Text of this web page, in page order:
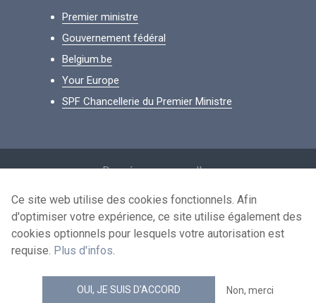
Premier ministre
Gouvernement fédéral
Belgium.be
Your Europe
SPF Chancellerie du Premier Ministre
Données personnelles
Conditions de réutilisation
Contactez-nous
news.belgium flux RSS
Ce site web utilise des cookies fonctionnels. Afin
d'optimiser votre expérience, ce site utilise également des
cookies optionnels pour lesquels votre autorisation est
requise. Plus d'infos.
OUI, JE SUIS D'ACCORD Non, merci